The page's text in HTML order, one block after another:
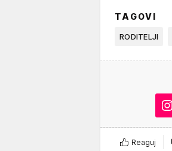
TAGOVI
RODITELJI
Reaguj